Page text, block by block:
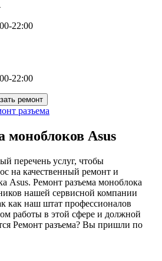
22:00
22:00
ремонт
разъема
моноблоков Asus
перечень услуг, чтобы
на качественный ремонт и
Asus. Ремонт разъема моноблока
нашей сервисной компании
как наш штат профессионалов
работы в этой сфере и должной
Ремонт разъема? Вы пришли по